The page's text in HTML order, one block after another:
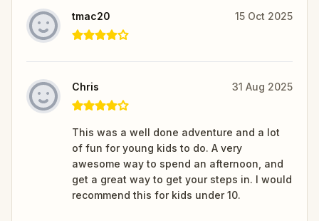
tmac20 15 Oct 2025
Chris 31 Aug 2025
This was a well done adventure and a lot
of fun for young kids to do. A very
awesome way to spend an afternoon, and
get a great way to get your steps in. I would
recommend this for kids under 10.